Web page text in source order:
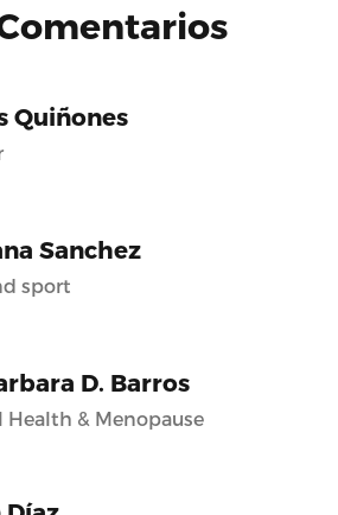
Quiñones
Sanchez
sport
D. Barros
Health & Menopause